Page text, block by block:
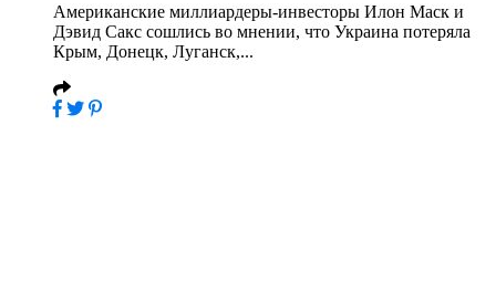
Американские миллиардеры-инвесторы Илон Маск и
Дэвид Сакс сошлись во мнении, что Украина потеряла
Крым, Донецк, Луганск,...